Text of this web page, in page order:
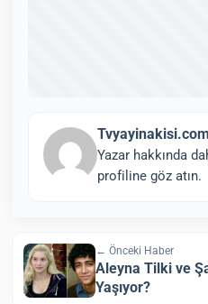
Tvyayinakisi.com
Yazar hakkında
profiline göz atın.
← Önceki Haber
Aleyna Tilki ve
Yaşıyor?